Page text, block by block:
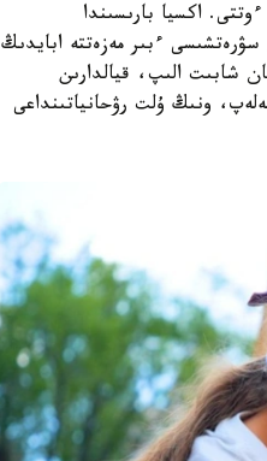
اكسيا بارىسىندا
بەرۋ ۇيىمدارىنىڭ 150-گە تارتا جاس سۋرەتشىسى ءبىر مەزەتتە ابايدىڭ
شابىت الىپ، قيالدارىن
ونىڭ ۇلت رۋحانياتىنداعى